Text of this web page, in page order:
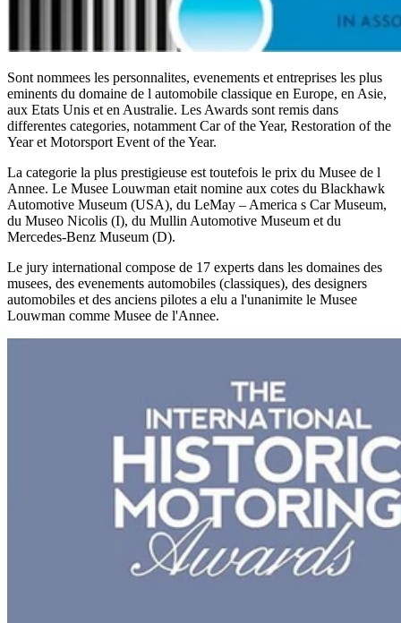
Sont nommees les personnalites, evenements et entreprises les plus
eminents du domaine de l automobile classique en Europe, en Asie,
aux Etats Unis et en Australie. Les Awards sont remis dans
differentes categories, notamment Car of the Year, Restoration of the
Year et Motorsport Event of the Year.
La categorie la plus prestigieuse est toutefois le prix du Musee de l
Annee. Le Musee Louwman etait nomine aux cotes du Blackhawk
Automotive Museum (USA), du LeMay – America s Car Museum,
du Museo Nicolis (I), du Mullin Automotive Museum et du
Mercedes-Benz Museum (D).
Le jury international compose de 17 experts dans les domaines des
musees, des evenements automobiles (classiques), des designers
automobiles et des anciens pilotes a elu a l'unanimite le Musee
Louwman comme Musee de l'Annee.